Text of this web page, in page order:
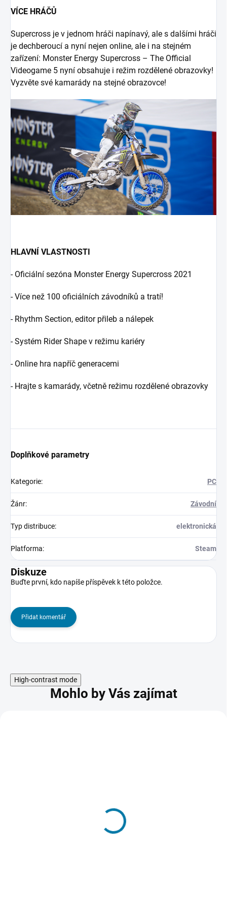
VÍCE HRÁČŮ
Supercross je v jednom hráči napínavý, ale s dalšími hráči
je dechberoucí a nyní nejen online, ale i na stejném
zařízení: Monster Energy Supercross – The Official
Videogame 5 nyní obsahuje i režim rozdělené obrazovky!
Vyzvěte své kamarády na stejné obrazovce!
HLAVNÍ VLASTNOSTI
- Oficiální sezóna Monster Energy Supercross 2021
- Více než 100 oficiálních závodníků a tratí!
- Rhythm Section, editor přileb a nálepek
- Systém Rider Shape v režimu kariéry
- Online hra napříč generacemi
- Hrajte s kamarády, včetně režimu rozdělené obrazovky
Doplňkové parametry
Kategorie: PC
Žánr: Závodní
Typ distribuce: elektronická
Platforma: Steam
Diskuze
Buďte první, kdo napíše příspěvek k této položce.
Přidat komentář
High-contrast mode
Mohlo by Vás zajímat